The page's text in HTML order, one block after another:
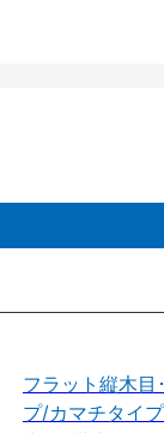
フラット縦木目
プ/カマチタイ